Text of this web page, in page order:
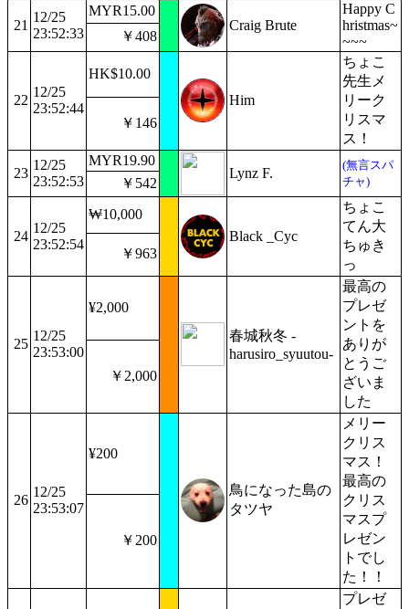
21
12/25
23:52:33
MYR15.00
Craig Brute
Happy C
hristmas~
~~~
￥408
22
12/25
23:52:44
HK$10.00
Him
ちょこ
先生メ
リーク
リスマ
ス！
￥146
23
12/25
23:52:53
MYR19.90
Lynz F.
(無言スパ
チャ)
￥542
24
12/25
23:52:54
₩10,000
Black _Cyc
ちょこ
てん大
ちゅき
っ
￥963
25
12/25
23:53:00
¥2,000
春城秋冬 -
harusiro_syuutou-
最高の
プレゼ
ントを
ありが
とうご
ざいま
した
￥2,000
26
12/25
23:53:07
¥200
鳥になった島の
タツヤ
メリー
クリス
マス！
最高の
クリス
マスプ
レゼン
トでし
た！！
￥200
プレゼ